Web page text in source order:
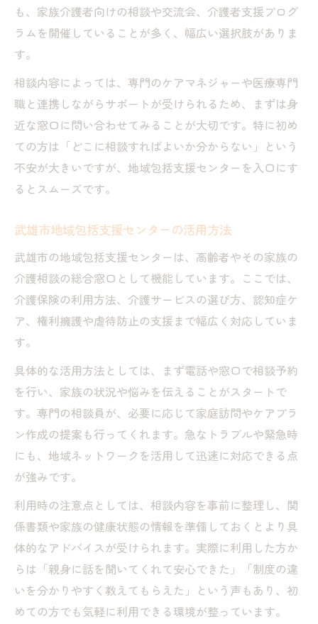
法
役所の介護相談はどんな悩みにも対応可能
も、家族介護者向けの相談や交流会、介護者支援プログ
ラムを開催していることが多く、幅広い選択肢がありま
す。
相談内容によっては、専門のケアマネジャーや医療専門
職と連携しながらサポートが受けられるため、まずは身
近な窓口に問い合わせてみることが大切です。特に初め
ての方は「どこに相談すればよいか分からない」という
不安が大きいですが、地域包括支援センターを入口にす
るとスムーズです。
武雄市地域包括支援センターの活用方法
武雄市の地域包括支援センターは、高齢者やその家族の
介護相談の総合窓口として機能しています。ここでは、
介護保険の利用方法、介護サービスの選び方、認知症ケ
ア、権利擁護や虐待防止の支援まで幅広く対応していま
す。
具体的な活用方法としては、まず電話や窓口で相談予約
を行い、家族の状況や悩みを伝えることがスタートで
す。専門の相談員が、必要に応じて家庭訪問やケアプラ
ン作成の提案も行ってくれます。急なトラブルや緊急時
にも、地域ネットワークを活用して迅速に対応できる点
が強みです。
利用時の注意点としては、相談内容を事前に整理し、関
係書類や家族の健康状態の情報を準備しておくとより具
体的なアドバイスが受けられます。実際に利用した方か
らは「親身に話を聞いてくれて安心できた」「制度の違
いを分かりやすく教えてもらえた」という声もあり、初
めての方でも気軽に利用できる環境が整っています。